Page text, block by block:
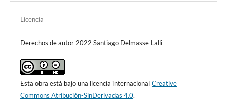
Licencia
Derechos de autor 2022 Santiago Delmasse Lalli
Esta obra está bajo una licencia internacionalCreative
Commons Atribución-SinDerivadas 4.0.